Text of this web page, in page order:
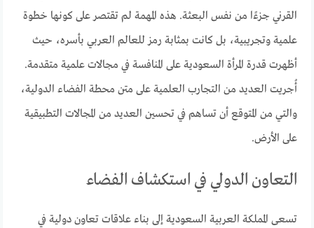
القرني جزءًا من نفس البعثة. هذه المهمة لم تقتصر على كونها خطوة
علمية وتجريبية، بل كانت بمثابة رمز للعالم العربي بأسره، حيث
أظهرت قدرة المرأة السعودية على المنافسة في مجالات علمية متقدمة.
أُجريت العديد من التجارب العلمية على متن محطة الفضاء الدولية،
والتي من المتوقع أن تساهم في تحسين العديد من المجالات التطبيقية
على الأرض.
التعاون الدولي في استكشاف الفضاء
تسعى المملكة العربية السعودية إلى بناء علاقات تعاون دولية في